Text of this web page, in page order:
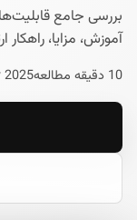
آموزش، مزایا،
10 دقیقه مطالعه 2025